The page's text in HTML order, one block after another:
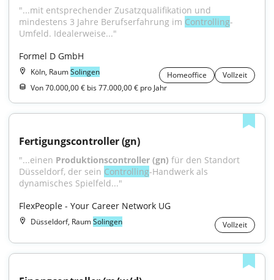
"...mit entsprechender Zusatzqualifikation und
mindestens 3 Jahre Berufserfahrung im Controlling-
Umfeld. Idealerweise..."
Formel D GmbH
Köln, RaumSolingen Homeoffice
Vollzeit
Von 70.000,00 € bis 77.000,00 € pro Jahr
Fertigungscontroller (gn)
"...einen Produktionscontroller (gn) für den Standort
Düsseldorf, der sein Controlling-Handwerk als
dynamisches Spielfeld..."
FlexPeople - Your Career Network UG
Düsseldorf, RaumSolingen Vollzeit